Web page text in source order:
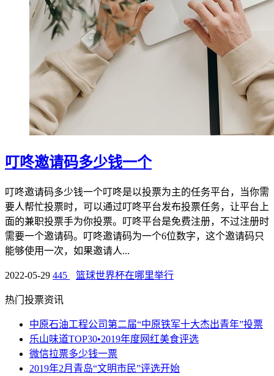
叮咚邀请码多少钱一个
叮咚邀请码多少钱一个叮咚是以投票为主的任务平台，当你需
要人帮忙投票时，可以通过叮咚平台发布投票任务，让平台上
面的兼职投票手为你投票。叮咚平台是免费注册，不过注册时
需要一个邀请码。叮咚邀请码为一个6位数字，这个邀请码只
能够使用一次，如果邀请人...
2022-05-29 445 篮球世界杯在哪里举行
热门投票资讯
中原石油工程公司第二届“中原铁军十大杰出青年”投票
乐山味道TOP30•2019年度网红美食评选
微信拉票多少钱一票
2019年2月青岛“文明市民”评选开始